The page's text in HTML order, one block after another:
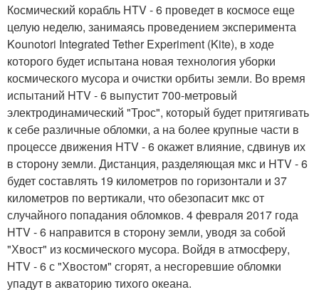
Космический корабль HTV - 6 проведет в космосе еще
целую неделю, занимаясь проведением эксперимента
Kounotori Integrated Tether Experiment (Kite), в ходе
которого будет испытана новая технология уборки
космического мусора и очистки орбиты земли. Во время
испытаний HTV - 6 выпустит 700-метровый
электродинамический "Трос", который будет притягивать
к себе различные обломки, а на более крупные части в
процессе движения HTV - 6 окажет влияние, сдвинув их
в сторону земли. Дистанция, разделяющая мкс и HTV - 6
будет составлять 19 километров по горизонтали и 37
километров по вертикали, что обезопасит мкс от
случайного попадания обломков. 4 февраля 2017 года
HTV - 6 направится в сторону земли, уводя за собой
"Хвост" из космического мусора. Войдя в атмосферу,
HTV - 6 с "Хвостом" сгорят, а несгоревшие обломки
упадут в акваторию тихого океана.